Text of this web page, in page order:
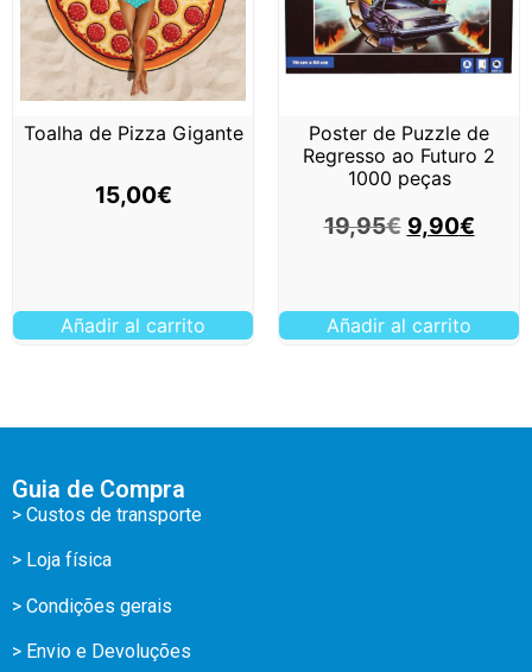
Toalha de Pizza Gigante
15,00€
Añadir al carrito
Poster de Puzzle de
Regresso ao Futuro 2
1000 peças
19,95€ 9,90€
Añadir al carrito
Guia de Compra
> Custos de transporte
> Loja física
> Condições gerais
> Envio e Devoluções